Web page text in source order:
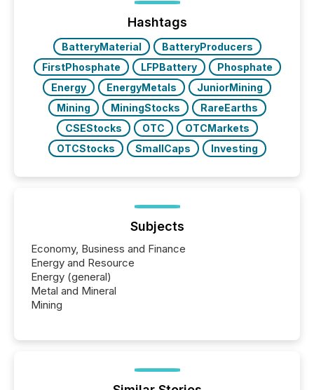
management. At the end of November 2025, the
industry included more than 15,600 products and
over 30,000 ...
Hashtags
BatteryMaterial
BatteryProducers
FirstPhosphate
LFPBattery
Phosphate
Energy
EnergyMetals
JuniorMining
Mining
MiningStocks
RareEarths
CSEStocks
OTC
OTCMarkets
OTCStocks
SmallCaps Investing
Subjects
Economy, Business and Finance
Energy and Resource
Energy (general)
Metal and Mineral
Mining